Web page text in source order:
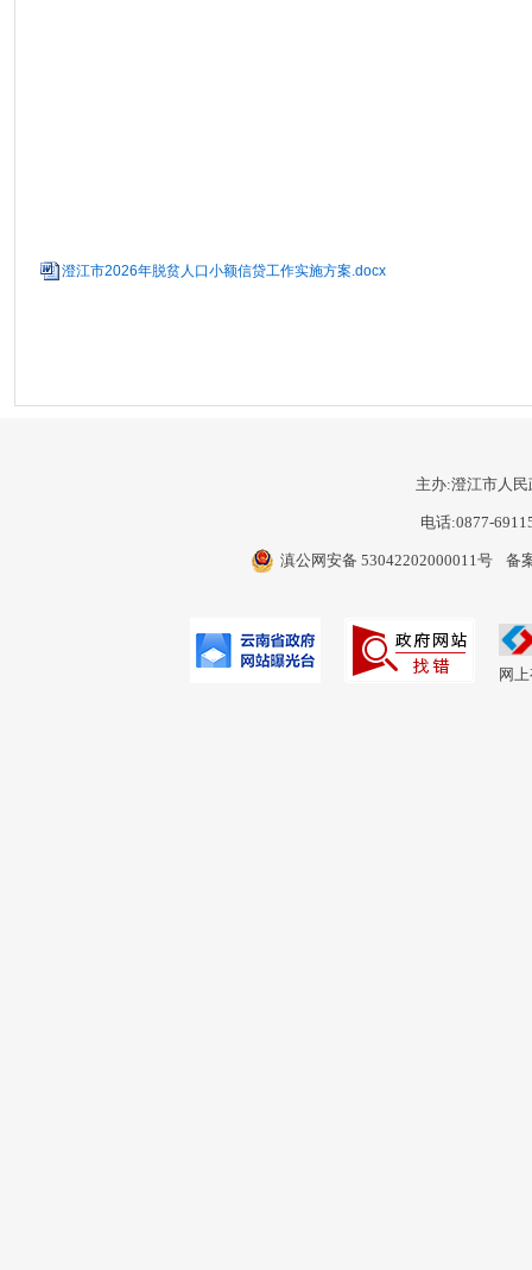
澄江市2026年脱贫人口小额信贷工作实施方案.docx
主办:澄江市人民
电话:0877-
滇公网安备 53042202000011号 备
网